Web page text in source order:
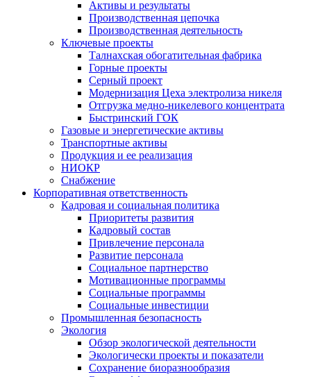
Активы и результаты
Производственная цепочка
Производственная деятельность
Ключевые проекты
Талнахская обогатительная фабрика
Горные проекты
Серный проект
Модернизация Цеха электролиза никеля
Отгрузка медно-никелевого концентрата
Быстринский ГОК
Газовые и энергетические активы
Транспортные активы
Продукция и ее реализация
НИОКР
Снабжение
Корпоративная ответственность
Кадровая и социальная политика
Приоритеты развития
Кадровый состав
Привлечение персонала
Развитие персонала
Социальное партнерство
Мотивационные программы
Социальные программы
Социальные инвестиции
Промышленная безопасность
Экология
Обзор экологической деятельности
Экологически проекты и показатели
Сохранение биоразнообразия